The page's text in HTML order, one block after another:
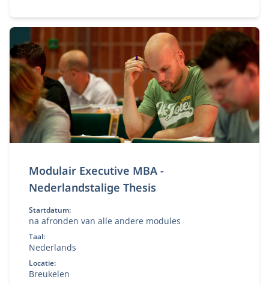
Modulair Executive MBA -
Nederlandstalige Thesis
Startdatum:
na afronden van alle andere modules
Taal:
Nederlands
Locatie:
Breukelen